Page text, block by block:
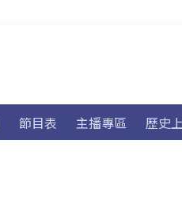
節目表 主播專區 歷史